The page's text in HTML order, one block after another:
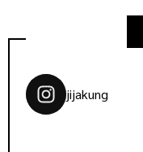
jijakung